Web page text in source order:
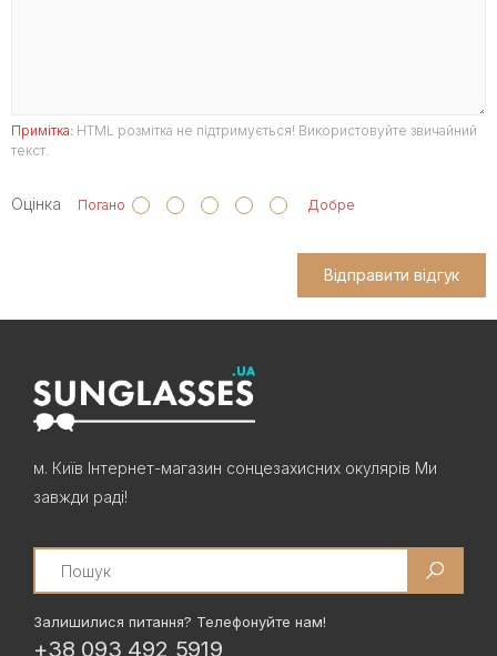
Примітка: HTML розмітка не підтримується! Використовуйте звичайний
текст.
Оцінка Погано Добре
Відправити відгук
м. Київ Інтернет-магазин сонцезахисних окулярів Ми
завжди раді!
Search
Залишилися питання? Телефонуйте нам!
+38 093 492 5919